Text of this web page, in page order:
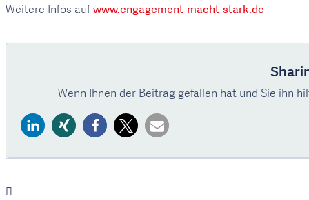
Weitere Infos aufwww.engagement-macht-stark.de
Wenn Ihnen der Beitrag gefallen hat und Sie ihn